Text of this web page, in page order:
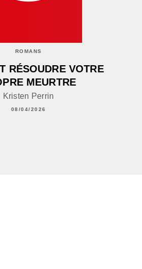
ROMANS
RÉSOUDRE VOTRE
MEURTRE
Kristen Perrin
08/04/2026